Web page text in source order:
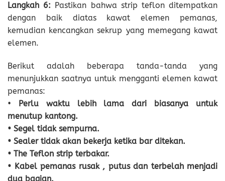
Langkah 6: Pastikan bahwa strip teflon ditempatkan
dengan baik diatas kawat elemen pemanas,
kemudian kencangkan sekrup yang memegang kawat
elemen.
Berikut adalah beberapa tanda-tanda yang
menunjukkan saatnya untuk mengganti elemen kawat
pemanas:
• Perlu waktu lebih lama dari biasanya untuk
menutup kantong.
• Segel tidak sempurna.
• Sealertidak akan bekerja ketika bar ditekan.
• The Teflon strip terbakar.
• Kabel pemanas rusak , putus dan terbelah menjadi
dua bagian.